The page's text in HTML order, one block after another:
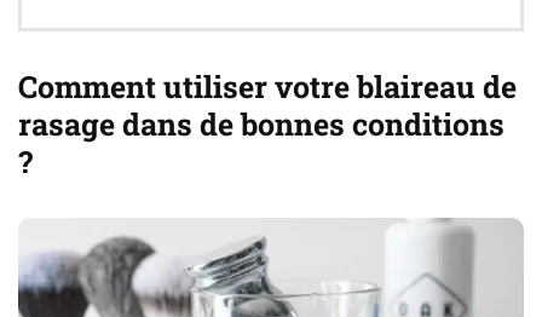
Comment utiliser votre blaireau de
rasage dans de bonnes conditions
?